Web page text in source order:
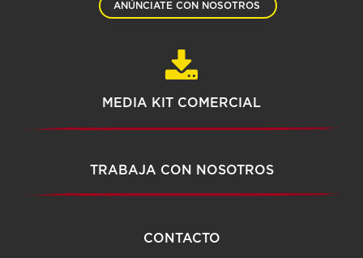
ANÚNCIATE CON NOSOTROS
MEDIA KIT COMERCIAL
TRABAJA CON NOSOTROS
CONTACTO